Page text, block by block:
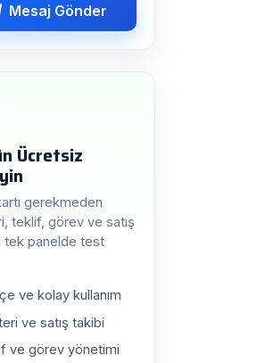
Mesaj Gönder
Ücretsiz
gerekmeden
teklif, görev ve satış
tek panelde test
ve kolay kullanım
ve satış takibi
ve görev yönetimi